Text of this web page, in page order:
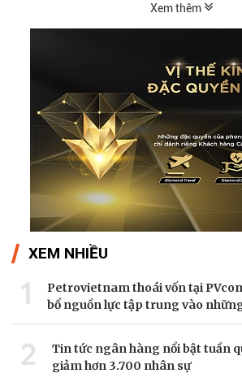
Xem thêm
XEM NHIỀU
1
Petrovietnam thoái vốn tại
bổ nguồn lực tập trung vào
2
Tin tức ngân hàng nổi bật tuần
giảm hơn 3.700 nhân sự